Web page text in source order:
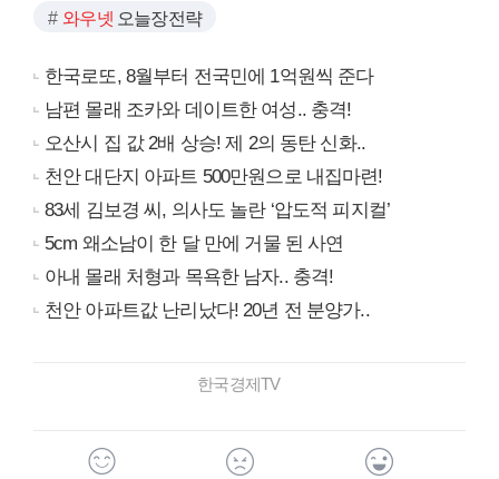
와우넷 오늘장전략
한국로또, 8월부터 전국민에 1억원씩 준다
남편 몰래 조카와 데이트한 여성.. 충격!
오산시 집 값 2배 상승! 제 2의 동탄 신화..
천안 대단지 아파트 500만원으로 내집마련!
83세 김보경 씨, 의사도 놀란 ‘압도적 피지컬’
5cm 왜소남이 한 달 만에 거물 된 사연
아내 몰래 처형과 목욕한 남자.. 충격!
천안 아파트값 난리났다! 20년 전 분양가..
한국경제TV